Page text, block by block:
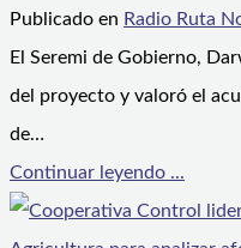
Publicado en Radio Ruta
El Seremi de Gobierno,
del proyecto y valoró el
de…
Continuar leyendo ...